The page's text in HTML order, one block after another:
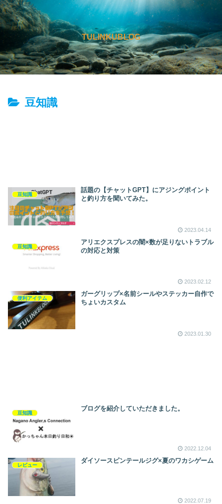
TULINKUBLOG
豆知識
豆知識
話題の【チャットGPT】にアジングポイント
と釣り方を聞いてみた。
2023.04.14
豆知識
アリエクスプレスの闇×数が足りないトラブル
の対応と対策
2023.02.12
便利アイテム
ガーグリップ×名前シールやステッカー自作で
ちょいカスタム
2023.01.30
豆知識
ブログを紹介していただきました。
2022.12.04
レビュー
ダイソースピンテールジグ×夏のワカシゲーム
2022.07.19